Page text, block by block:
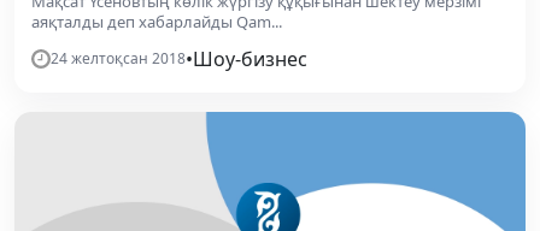
аяқталды деп хабарлайды Qam...
24 желтоқсан 2018•Шоу-бизнес